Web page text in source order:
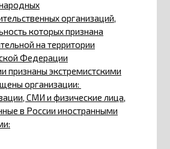
организаций,
которых признана
на территории
Федерации
признаны экстремистскими
организации:
СМИ и физические лица,
в России иностранными